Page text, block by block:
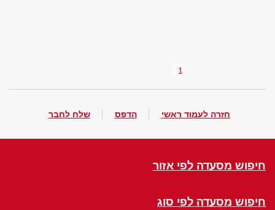
1
חזרה לעמוד ראשי הדפס שלח לחבר
חיפוש מסעדה לפי אזור
חיפוש מסעדה לפי סוג